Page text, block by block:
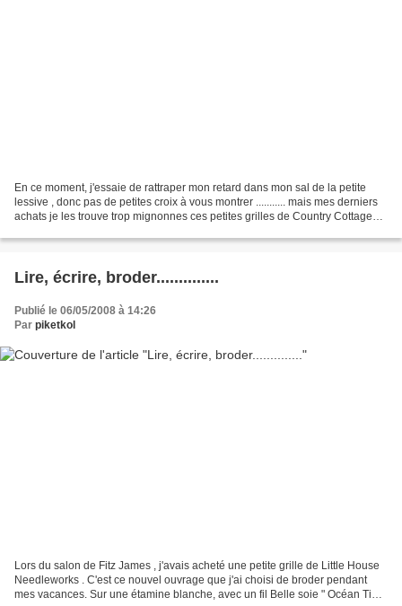
En ce moment, j'essaie de rattraper mon retard dans mon sal de la petite
lessive , donc pas de petites croix à vous montrer ........... mais mes derniers
achats je les trouve trop mignonnes ces petites grilles de Country Cottage
Lire, écrire, broder..............
Publié le 06/05/2008 à 14:26
Par piketkol
Lors du salon de Fitz James , j'avais acheté une petite grille de Little House
Needleworks . C'est ce nouvel ouvrage que j'ai choisi de broder pendant
mes vacances. Sur une étamine blanche, avec un fil Belle soie " Océan Tide